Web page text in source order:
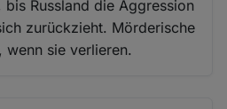
bis Russland die Aggression
zurückzieht. Mörderische
wenn sie verlieren.